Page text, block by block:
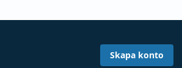
Skapa konto